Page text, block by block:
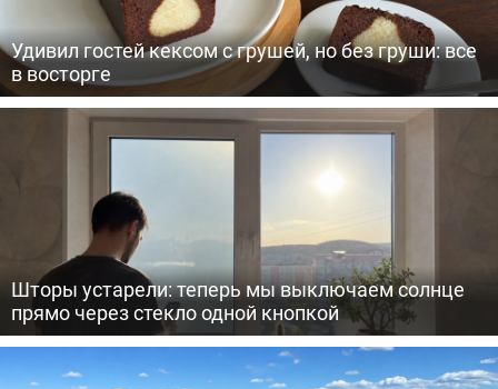
Удивил гостей кексом с грушей, но без груши: все
в восторге
Шторы устарели: теперь мы выключаем солнце
прямо через стекло одной кнопкой